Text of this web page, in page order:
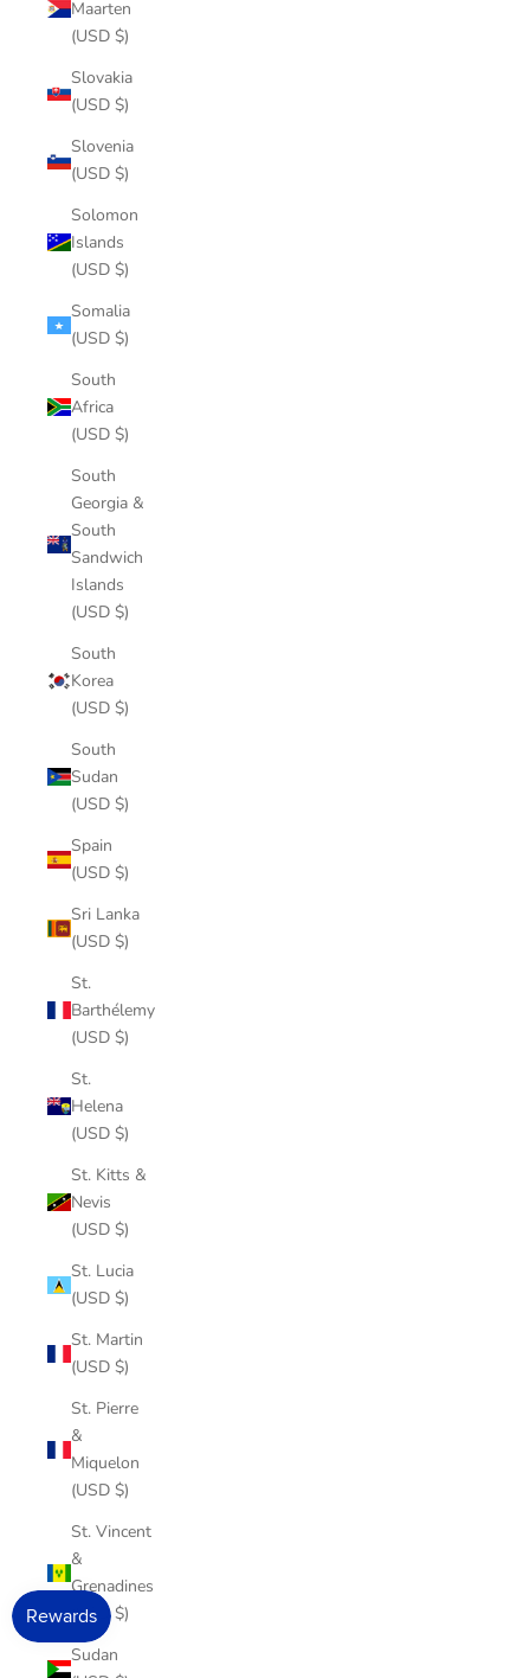
Maarten
(USD $)
Slovakia
(USD $)
Slovenia
(USD $)
Solomon
Islands
(USD $)
Somalia
(USD $)
South
Africa
(USD $)
South
Georgia &
South
Sandwich
Islands
(USD $)
South
Korea
(USD $)
South
Sudan
(USD $)
Spain
(USD $)
Sri Lanka
(USD $)
St.
Barthélemy
(USD $)
St.
Helena
(USD $)
St. Kitts &
Nevis
(USD $)
St. Lucia
(USD $)
St. Martin
(USD $)
St. Pierre
&
Miquelon
(USD $)
St. Vincent
&
Grenadines
(USD $)
Sudan